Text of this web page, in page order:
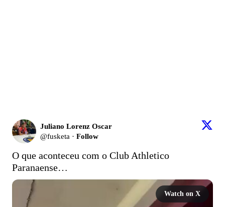
Juliano Lorenz Oscar
@fusketa · Follow
O que aconteceu com o Club Athletico
Paranaense…
Watch on X